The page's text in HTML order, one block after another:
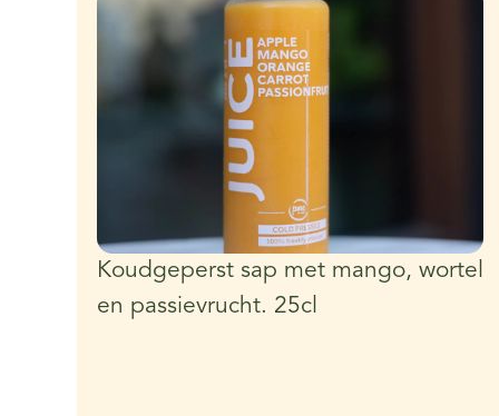
Koudgeperst sap met mango, wortel
en passievrucht. 25cl